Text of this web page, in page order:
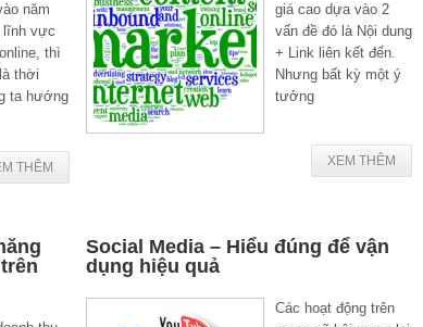
năm
lĩnh vực
thì
thời
ta hướng
THÊM
giá cao dựa vào 2
vấn đề đó là Nội dung
+ Link liên kết đến.
Nhưng bất kỳ một ý
tưởng
XEM THÊM
Social Media – Hiểu đúng để vận
dụng hiệu quả
Các hoạt động trên